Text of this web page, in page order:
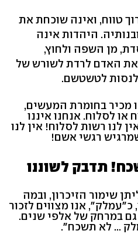
טווח, ואינה שוכחת את
היהדות אינה
מן השפה ולחוץ,
האדם לרדת לשורש של
לטשטשם.
מכיר בחומרת המעשים,
או לסלוח. אנחנו איננו
לנו רשות לסלוח! אין לנו
רגשי אשם!
תדבק לשוננו
שימור הזיכרון, ובמה
כ"עמלק", אנו מצווים לזכור
במרחק של אלפי שנים.
... לא תשכח".